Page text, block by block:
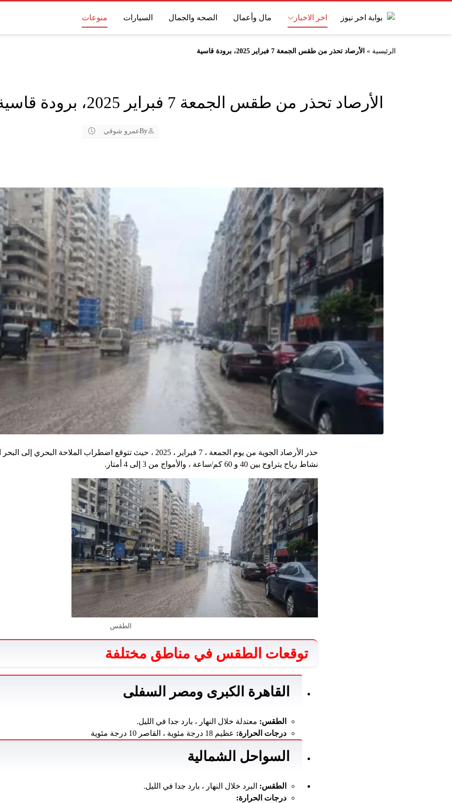
اخر الاخبار مال وأعمال الصحه والجمال السيارات منوعات
الرئيسية » الأرصاد تحذر من طقس الجمعة 7 فبراير 2025، برودة قاسية
الأرصاد تحذر من طقس الجمعة 7 فبراير 2025، برودة قاسية
Byعمرو شوقي
حذر الأرصاد الجوية من يوم الجمعة ، 7 فبراير ، 2025 ، حيث تتوقع اضطراب الملاحة
نشاط رياح يتراوح بين 40 و 60 كم/ساعة ، والأمواج من 3 إلى 4 أمتار.
الطقس
توقعات الطقس في مناطق مختلفة
القاهرة الكبرى ومصر السفلى
الطقس: معتدلة خلال النهار ، بارد جدا في الليل.
درجات الحرارة: عظيم 18 درجة مئوية ، القاصر 10 درجة مئوية
السواحل الشمالية
الطقس: البرد خلال النهار ، بارد جدا في الليل.
درجات الحرارة: